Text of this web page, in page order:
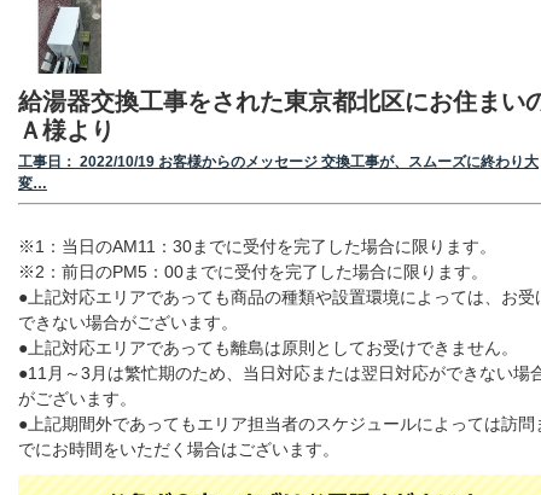
給湯器交換工事をされた東京都北区にお住まい
Ａ様より
工事日： 2022/10/19 お客様からのメッセージ 交換工事が、スムーズに終わり大
変…
※1：当日のAM11：30までに受付を完了した場合に限ります。
※2：前日のPM5：00までに受付を完了した場合に限ります。
●上記対応エリアであっても商品の種類や設置環境によっては、お受
できない場合がございます。
●上記対応エリアであっても離島は原則としてお受けできません。
●11月～3月は繁忙期のため、当日対応または翌日対応ができない場
がございます。
●上記期間外であってもエリア担当者のスケジュールによっては訪問
でにお時間をいただく場合はございます。